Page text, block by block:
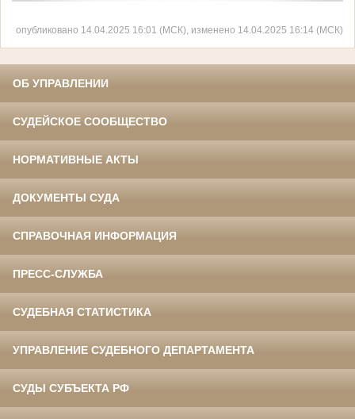
опубликовано 14.04.2025 16:01 (МСК), изменено 14.04.2025 16:14 (МСК)
ОБ УПРАВЛЕНИИ
СУДЕЙСКОЕ СООБЩЕСТВО
НОРМАТИВНЫЕ АКТЫ
ДОКУМЕНТЫ СУДА
СПРАВОЧНАЯ ИНФОРМАЦИЯ
ПРЕСС-СЛУЖБА
СУДЕБНАЯ СТАТИСТИКА
УПРАВЛЕНИЕ СУДЕБНОГО ДЕПАРТАМЕНТА
СУДЫ СУБЪЕКТА РФ